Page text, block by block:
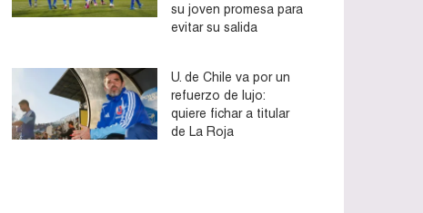
su joven promesa para
evitar su salida
U. de Chile va por un
refuerzo de lujo:
quiere fichar a titular
de La Roja